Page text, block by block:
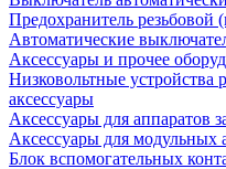
Предохранитель резьбовой
Автоматические
Аксессуары и прочее
Низковольтные устройства
аксессуары
Аксессуары для аппаратов
Аксессуары для модульных
Блок вспомогательных